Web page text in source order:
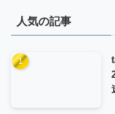
ー
人気の記事